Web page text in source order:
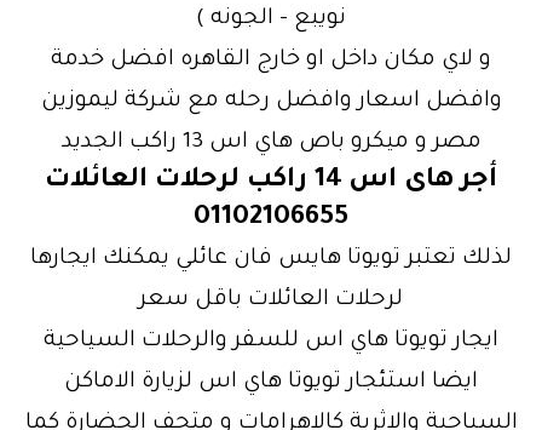
نويبع – الجونه )
و لاي مكان داخل او خارج القاهره افضل خدمة
وافضل اسعار وافضل رحله مع شركة ليموزين
مصر و ميكرو باص هاي اس 13 راكب الجديد
أجر هاى اس 14 راكب لرحلات العائلات
01102106655
لذلك تعتبر تويوتا هايس فان عائلي يمكنك ايجارها
لرحلات العائلات باقل سعر
ايجار تويوتا هاي اس للسفر والرحلات السياحية
ايضا استئجار تويوتا هاي اس لزيارة الاماكن
السياحية والاثرية كالاهرامات و متحف الحضارة كما